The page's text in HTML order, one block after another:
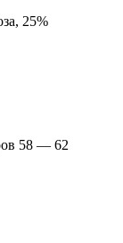
25%
58 — 62